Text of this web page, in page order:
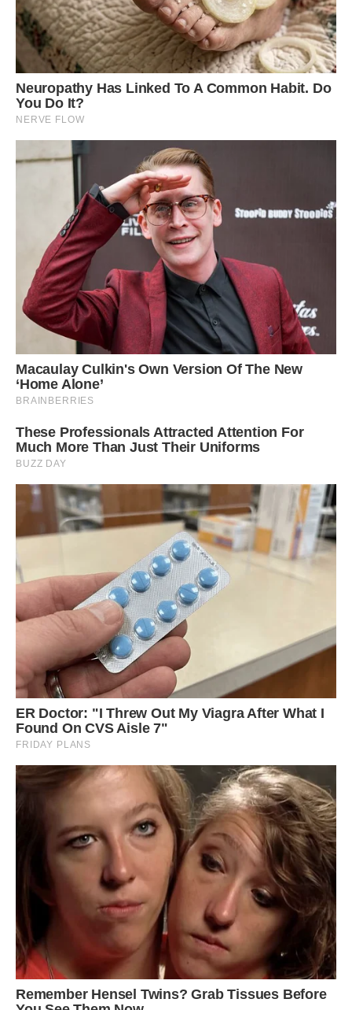
Сподобалася стаття? Поділіться з друзями на
Facebook!